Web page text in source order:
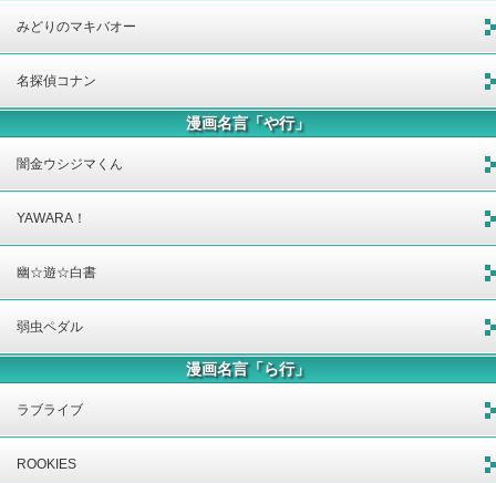
みどりのマキバオー
名探偵コナン
漫画名言「や行」
闇金ウシジマくん
YAWARA！
幽☆遊☆白書
弱虫ペダル
漫画名言「ら行」
ラブライブ
ROOKIES